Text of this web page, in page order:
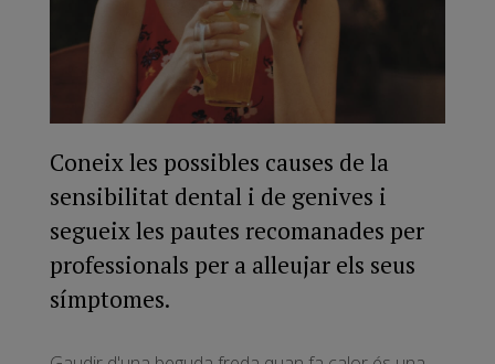
Coneix les possibles causes de la
sensibilitat dental i de genives i
segueix les pautes recomanades per
professionals per a alleujar els seus
símptomes.